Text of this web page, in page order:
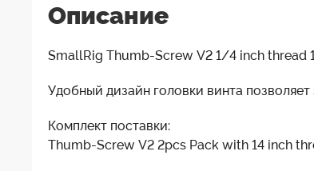
Описание
SmallRig Thumb-Screw V2 1/4 inch thread
Удобный дизайн головки винта
Комплект поставки:
Thumb-Screw V2 2pcs Pack with 14 inch